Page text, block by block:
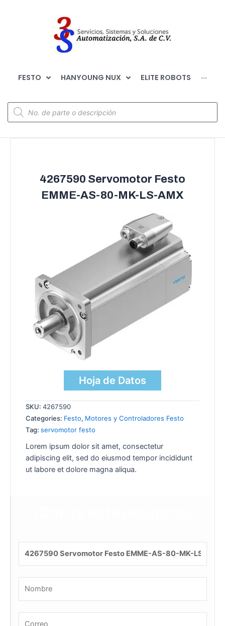
FESTO HANYOUNG NUX ELITE ROBOTS ···
4267590 Servomotor Festo
EMME-AS-80-MK-LS-AMX
Hoja de Datos
SKU: 4267590
Categories: Festo, Motores y Controladores Festo
Tag: servomotor festo
Lorem ipsum dolor sit amet, consectetur
adipiscing elit, sed do eiusmod tempor incididunt
ut labore et dolore magna aliqua.